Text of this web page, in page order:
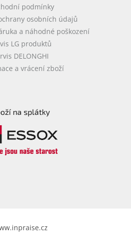
podmínky
osobních údajů
a náhodné poškození
LG produktů
DELONGHI
a vrácení zboží
na splátky